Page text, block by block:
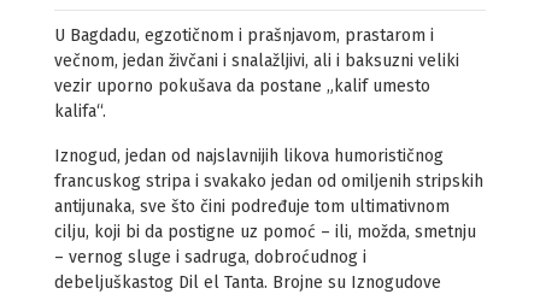
U Bagdadu, egzotičnom i prašnjavom, prastarom i
večnom, jedan živčani i snalažljivi, ali i baksuzni veliki
vezir uporno pokušava da postane „kalif umesto
kalifa“.
Iznogud, jedan od najslavnijih likova humorističnog
francuskog stripa i svakako jedan od omiljenih stripskih
antijunaka, sve što čini podređuje tom ultimativnom
cilju, koji bi da postigne uz pomoć – ili, možda, smetnju
– vernog sluge i sadruga, dobroćudnog i
debeljuškastog Dil el Tanta. Brojne su Iznogudove